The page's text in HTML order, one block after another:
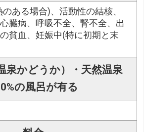
ある場合)、活動性の結核、
臓病、呼吸不全、腎不全、出
貧血、妊娠中(特に初期と末
泉かどうか）・天然温泉
の風呂が有る